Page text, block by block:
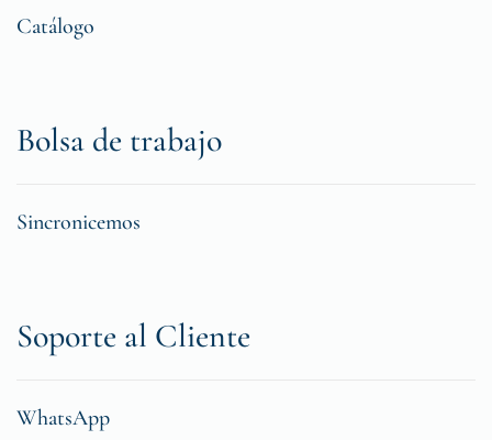
Catálogo
Bolsa de trabajo
Sincronicemos
Soporte al Cliente
WhatsApp